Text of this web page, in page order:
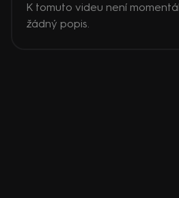
K tomuto videu není
žádný popis.